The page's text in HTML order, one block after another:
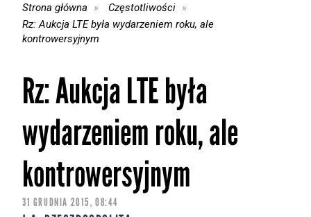
Strona główna
Częstotliwości
Rz: Aukcja LTE była wydarzeniem roku, ale
kontrowersyjnym
Rz: Aukcja LTE była
wydarzeniem roku, ale
kontrowersyjnym
31 GRUDNIA 2015, 08:44